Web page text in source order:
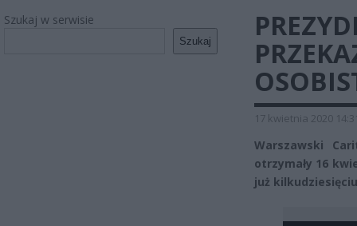
Szukaj w serwisie
Szukaj
17 kwietnia 2020
Warszawski
otrzymały 16
już